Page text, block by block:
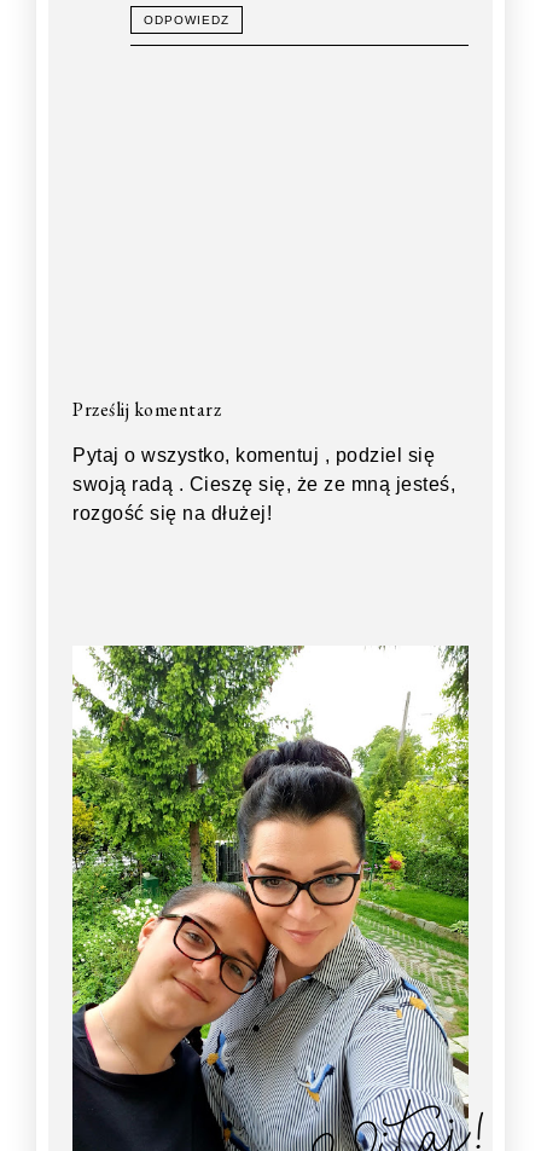
ODPOWIEDZ
Prześlij komentarz
Pytaj o wszystko, komentuj , podziel się
swoją radą . Cieszę się, że ze mną jesteś,
rozgość się na dłużej!